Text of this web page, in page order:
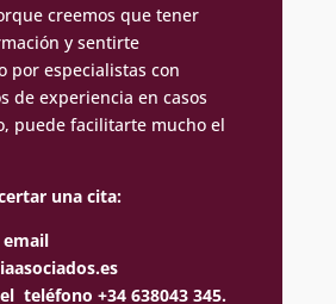
creemos que tener
y sentirte
por especialistas con
de experiencia en casos
puede facilitarte mucho el
una cita:
teléfono +34 638043 345.